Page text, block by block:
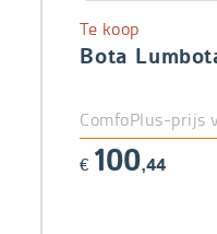
Bota
Te koop
ComfoPlus-prijs
€ 100,44